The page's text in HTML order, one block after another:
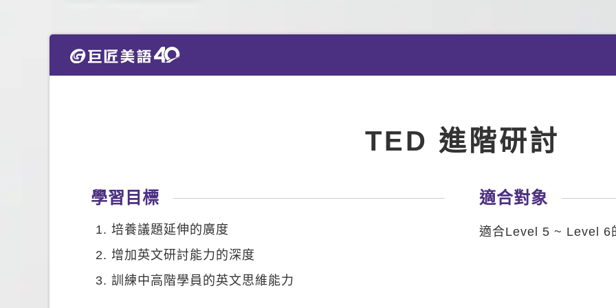
TED 進階研討
學習目標
培養議題延伸的廣度
增加英文研討能力的深度
訓練中高階學員的英文思維能力
適合對象
適合Level 5 ~ Level 6